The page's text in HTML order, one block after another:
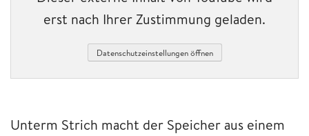
erst nach Ihrer Zustimmung geladen.
Datenschutzeinstellungen öffnen
Unterm Strich macht der Speicher aus einem